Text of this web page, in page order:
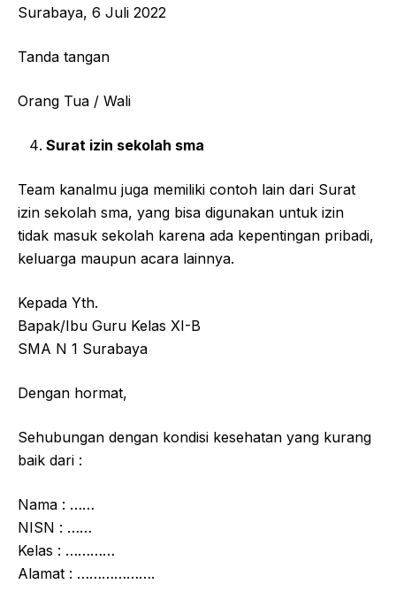
Surabaya, 6 Juli 2022
Tanda tangan
Orang Tua / Wali
Surat izin sekolah sma
Team kanalmu juga memiliki contoh lain dari Surat
izin sekolah sma, yang bisa digunakan untuk izin
tidak masuk sekolah karena ada kepentingan pribadi,
keluarga maupun acara lainnya.
Kepada Yth.
Bapak/Ibu Guru Kelas XI-B
SMA N 1 Surabaya
Dengan hormat,
Sehubungan dengan kondisi kesehatan yang kurang
baik dari :
Nama : ……
NISN : ……
Kelas : …………
Alamat : ……………….